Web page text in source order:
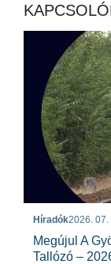
Híradók2026. 07.
Megújul A
Tallózó –